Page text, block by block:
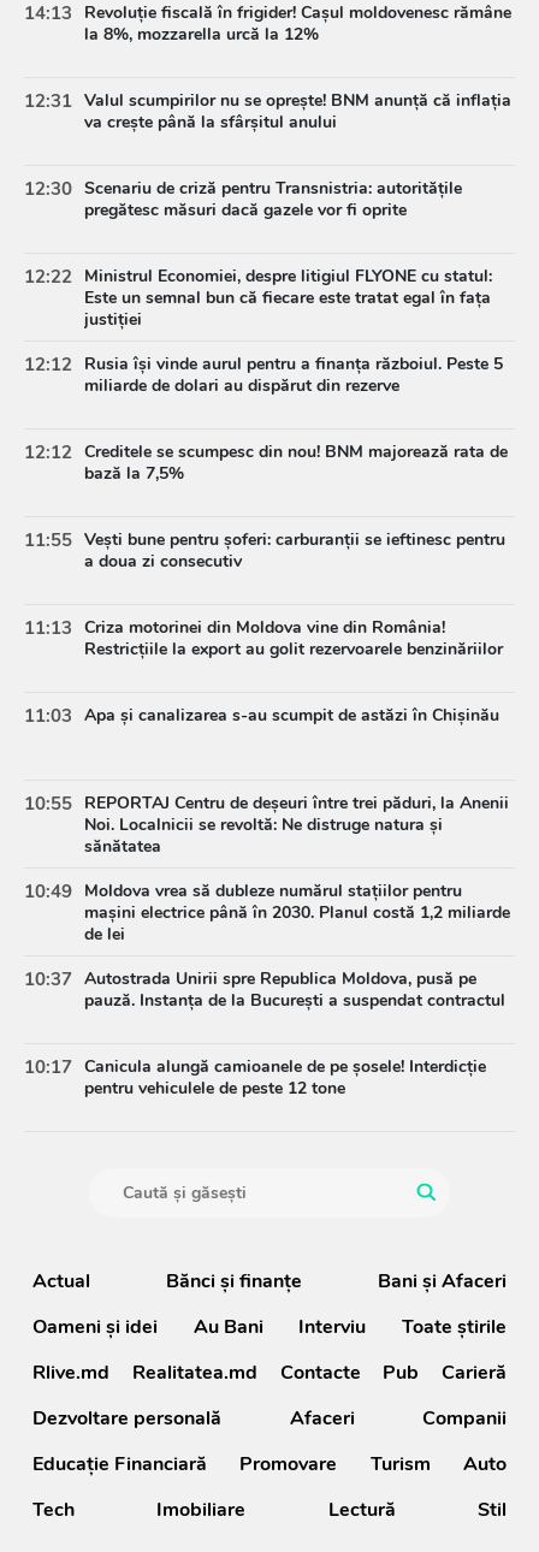
14:13
Revoluție fiscală în frigider! Cașul moldovenesc rămâne
la 8%, mozzarella urcă la 12%
12:31 Valul scumpirilor nu se oprește! BNM anunță că inflația
va crește până la sfârșitul anului
12:30 Scenariu de criză pentru Transnistria: autoritățile
pregătesc măsuri dacă gazele vor fi oprite
12:22 Ministrul Economiei, despre litigiul FLYONE cu statul:
Este un semnal bun că fiecare este tratat egal în fața
justiției
12:12 Rusia își vinde aurul pentru a finanța războiul. Peste 5
miliarde de dolari au dispărut din rezerve
12:12 Creditele se scumpesc din nou! BNM majorează rata de
bază la 7,5%
11:55 Vești bune pentru șoferi: carburanții se ieftinesc pentru
a doua zi consecutiv
11:13 Criza motorinei din Moldova vine din România!
Restricțiile la export au golit rezervoarele benzinăriilor
11:03 Apa și canalizarea s-au scumpit de astăzi în Chișinău
10:55 REPORTAJ Centru de deșeuri între trei păduri, la Anenii
Noi. Localnicii se revoltă: Ne distruge natura și
sănătatea
10:49 Moldova vrea să dubleze numărul stațiilor pentru
mașini electrice până în 2030. Planul costă 1,2 miliarde
de lei
10:37 Autostrada Unirii spre Republica Moldova, pusă pe
pauză. Instanța de la București a suspendat contractul
10:17 Canicula alungă camioanele de pe șosele! Interdicție
pentru vehiculele de peste 12 tone
Actual Bănci şi finanţe
Bani și Afaceri
Oameni şi idei
Au Bani Interviu
Toate știrile
Rlive.md
Realitatea.md Contacte Pub
Carieră
Dezvoltare personală
Afaceri
Companii
Educație Financiară
Promovare Turism
Auto
Tech
Imobiliare Lectură Stil